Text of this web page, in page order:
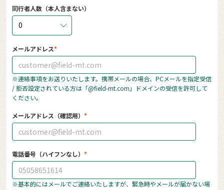
同行者人数（本人含まない）
0
メールアドレス
※連絡事項をお送りいたします。携帯メールの場合、PCメールを指定受信
/ 拒否設定されている方は「@field-mt.com」ドメインの受信を許可して
ください。
メールアドレス（確認用）
電話番号（ハイフンなし）
※基本的にはメールでご連絡いたしますが、緊急時やメールが届かない場